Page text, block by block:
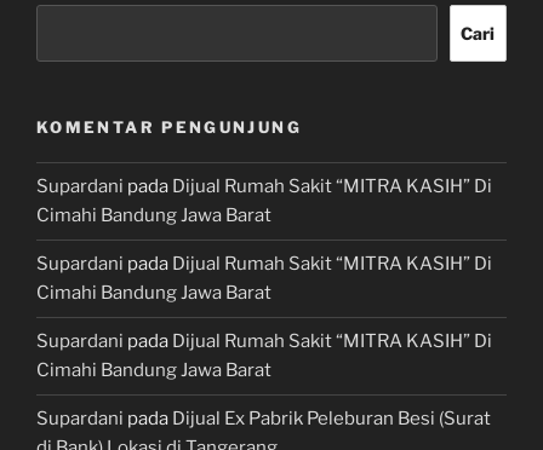
Cari
KOMENTAR PENGUNJUNG
Supardani pada Dijual Rumah Sakit “MITRA KASIH” Di
Cimahi Bandung Jawa Barat
Supardani pada Dijual Rumah Sakit “MITRA KASIH” Di
Cimahi Bandung Jawa Barat
Supardani pada Dijual Rumah Sakit “MITRA KASIH” Di
Cimahi Bandung Jawa Barat
Supardani pada Dijual Ex Pabrik Peleburan Besi (Surat